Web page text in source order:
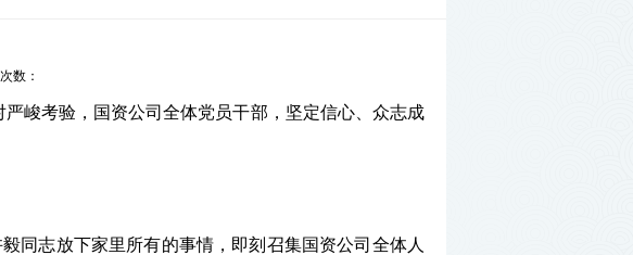
数：
峻考验， 国资公司全体党员干部，坚定信心、众志成
同志放下家里所有的事情，即刻召集国资公司全体人